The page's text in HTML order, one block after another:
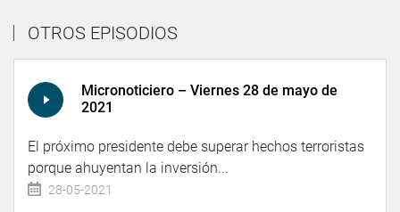
OTROS EPISODIOS
Micronoticiero – Viernes 28 de mayo de
2021
El próximo presidente debe superar hechos terroristas
porque ahuyentan la inversión...
28-05-2021